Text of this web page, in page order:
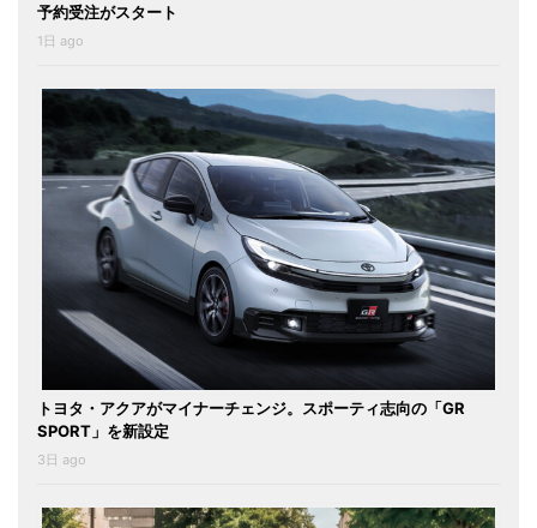
予約受注がスタート
1日 ago
トヨタ・アクアがマイナーチェンジ。スポーティ志向の「GR
SPORT」を新設定
3日 ago